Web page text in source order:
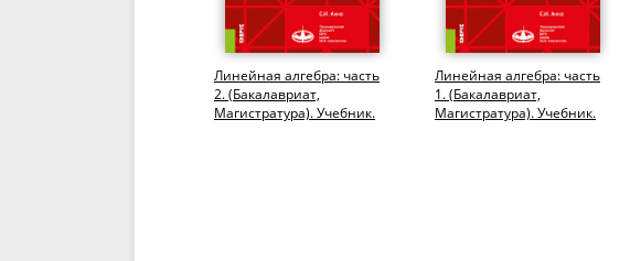
Линейная алгебра: часть
2. (Бакалавриат,
Магистратура). Учебник.
Линейная алгебра: часть
1. (Бакалавриат,
Магистратура). Учебник.